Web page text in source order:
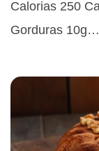
Calorias 250
Gorduras 10g…